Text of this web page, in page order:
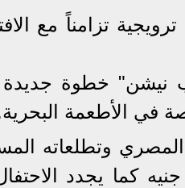
تزامناً مع
نيشن" خطوة جديدة
في الأطعمة
وتطلعاته
كما يجدد الاحتفال